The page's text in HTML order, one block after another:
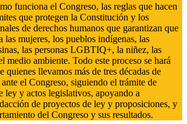
funciona el Congreso, las reglas que hacen
que protegen la Constitución y los
de derechos humanos que garantizan que
las mujeres, los pueblos indígenas, las
las personas LGBTIQ+, la niñez, las
medio ambiente. Todo este proceso se hará
quienes llevamos más de tres décadas de
el Congreso, siguiendo el trámite de
ley y actos legislativos, apoyando a
de proyectos de ley y proposiciones, y
del Congreso y sus resultados.